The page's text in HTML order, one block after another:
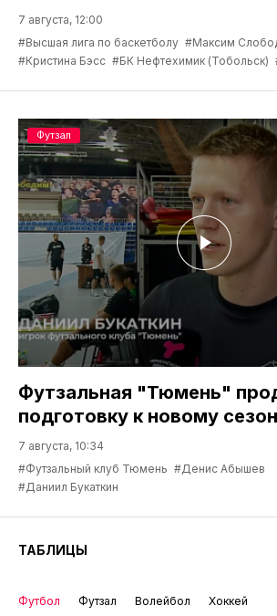
7 августа, 12:00
#Высшая лига по баскетболу #Максим
#Кристина Бэсс #БК Нефтехимик (Тобольск)
Футзальная "Тюмень"
подготовку к новому
7 августа, 10:34
#Футзальный клуб Тюмень #Денис Абышев
#Даниил Букаткин
Футзал
ТАБЛИЦЫ
Футбол Футзал Волейбол Хоккей